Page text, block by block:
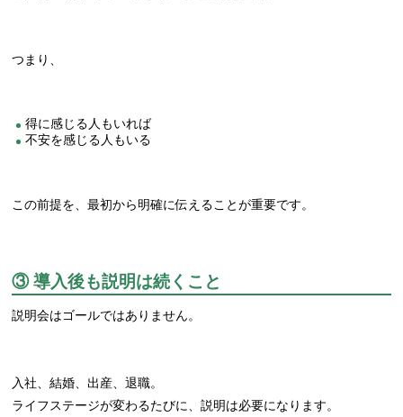
つまり、
得に感じる人もいれば
不安を感じる人もいる
この前提を、最初から明確に伝えることが重要です。
③ 導入後も説明は続くこと
説明会はゴールではありません。
入社、結婚、出産、退職。
ライフステージが変わるたびに、説明は必要になります。